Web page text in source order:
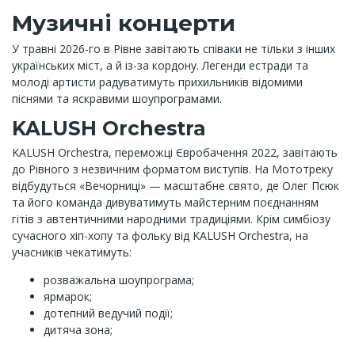
Музичні концерти
У травні 2026-го в Рівне завітають співаки не тільки з інших
українських міст, а й із-за кордону. Легенди естради та
молоді артисти радуватимуть прихильників відомими
піснями та яскравими шоупрограмами.
KALUSH Orchestra
KALUSH Orchestra, переможці Євробачення 2022, завітають
до Рівного з незвичним форматом виступів. На Мототреку
відбудуться «Вечорниці» — масштабне свято, де Олег Псюк
та його команда дивуватимуть майстерним поєднанням
гітів з автентичними народними традиціями. Крім симбіозу
сучасного хіп-хопу та фольку від KALUSH Orchestra, на
учасників чекатимуть:
розважальна шоупрограма;
ярмарок;
дотепний ведучий події;
дитяча зона;